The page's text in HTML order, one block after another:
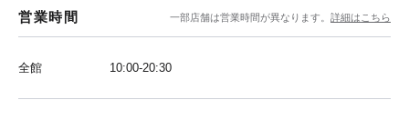
営業時間 一部店舗は営業時間が異なります。 詳細はこちら
全館 10:00-20:30